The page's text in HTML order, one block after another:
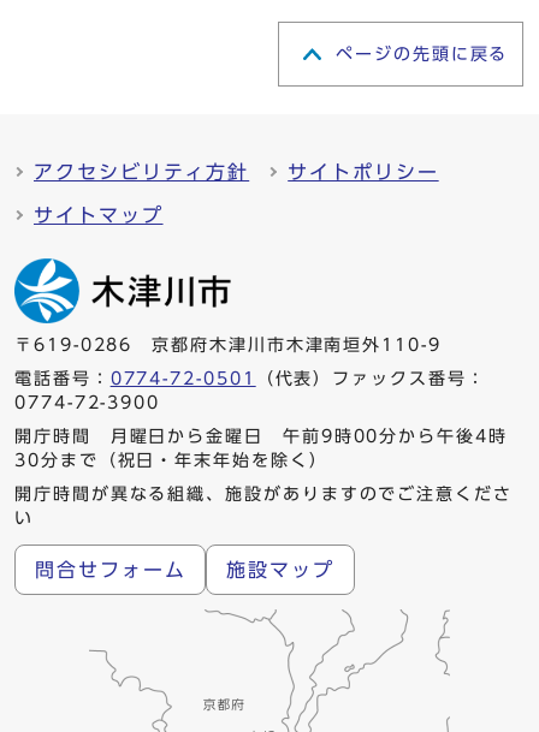
ページの先頭に戻る
アクセシビリティ方針 サイトポリシー
サイトマップ
〒619-0286 京都府木津川市木津南垣外110-9
電話番号： 0774-72-0501
（代表）ファックス番号：
0774-72-3900
開庁時間 月曜日から金曜日 午前9時00分から午後4時
30分まで（祝日・年末年始を除く）
開庁時間が異なる組織、施設がありますのでご注意くださ
い
問合せフォーム 施設マップ